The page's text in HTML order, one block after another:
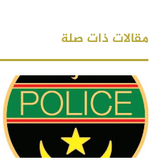
مقالات ذات صلة